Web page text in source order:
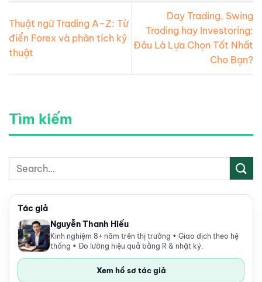
Thuật ngữ Trading A–Z: Từ
điển Forex và phân tích kỹ
thuật
Day Trading, Swing
Trading hay Investoring:
Đâu Là Lựa Chọn Tốt Nhất
Cho Bạn?
Tìm kiếm
Tác giả
Nguyễn Thanh Hiếu
Kinh nghiệm 8+ năm trên thị trường • Giao dịch theo hệ
thống • Đo lường hiệu quả bằng R & nhật ký.
Xem hồ sơ tác giả